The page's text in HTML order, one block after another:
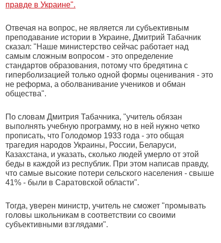
правде в Украине".
Отвечая на вопрос, не является ли субъективным
преподавание истории в Украине, Дмитрий Табачник
сказал: "Наше министерство сейчас работает над
самым сложным вопросом - это определение
стандартов образования, потому что бредятина с
гиперболизацией только одной формы оценивания - это
не реформа, а оболванивание учеников и обман
общества".
По словам Дмитрия Табачника, "учитель обязан
выполнять учебную программу, но в ней нужно четко
прописать, что Голодомор 1933 года - это общая
трагедия народов Украины, России, Беларуси,
Казахстана, и указать, сколько людей умерло от этой
беды в каждой из республик. При этом написав правду,
что самые высокие потери сельского населения - свыше
41% - были в Саратовской области".
Тогда, уверен министр, учитель не сможет "промывать
головы школьникам в соответствии со своими
субъективными взглядами".